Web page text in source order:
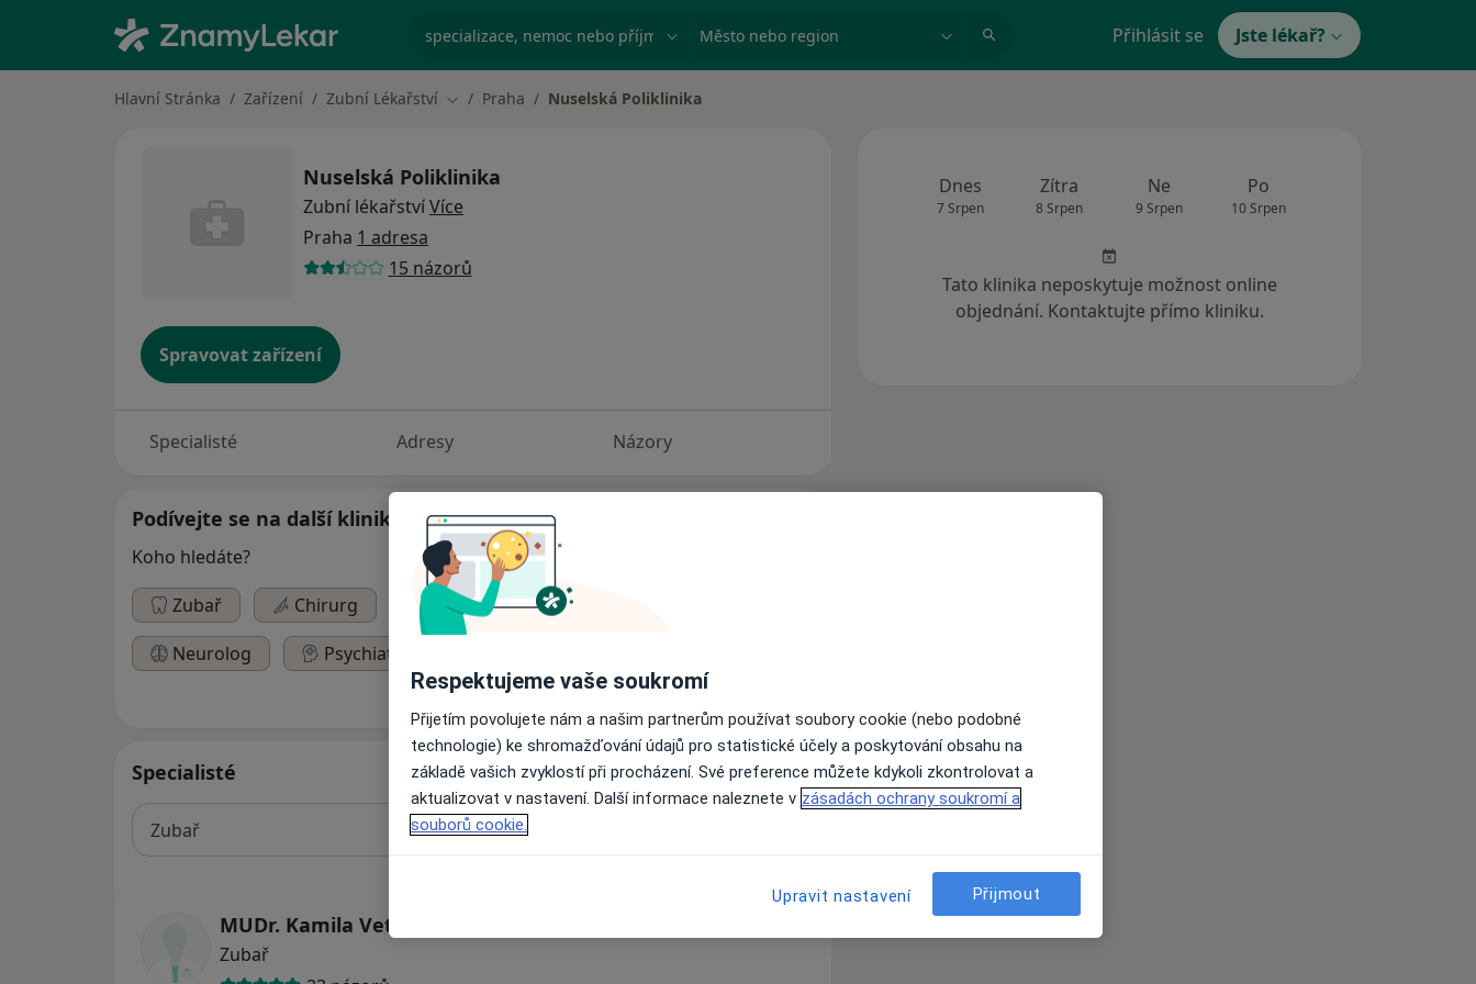
specializace, nemoc nebo příjmení Město nebo region Přihlásit se Jste lékař?
Hlavní Stránka Zařízení Zubní Lékařství Změna města
Praha Nuselská Poliklinika
Nuselská Poliklinika
Zubní lékařstvíVíce
Praha 1 adresa
15 názorů
Spravovat zařízení
Specialisté Adresy Názory
Podívejte se na další kliniky
Koho hledáte?
Zubař
Chirurg Ortoped
Neurolog
Psychiatr
Specialisté Ověřte svou pojišťovnu
Zubař
MUDr. Kamila Vetišková
Zubař
Dnes
7 Srpen
Zítra
8 Srpen
Ne
9 Srpen
Po
10 Srpen
Tato klinika neposkytuje možnost online
objednání. Kontaktujte přímo kliniku.
Respektujeme vaše soukromí
Přijetím povolujete nám a našim partnerům používat soubory cookie (nebo podobné
technologie) ke shromažďování údajů pro statistické účely a poskytování obsahu na
základě vašich zvyklostí při procházení. Své preference můžete kdykoli zkontrolovat a
aktualizovat v nastavení. Další informace naleznete v zásadách ochrany soukromí a
souborů cookie.
Upravit nastavení Přijmout